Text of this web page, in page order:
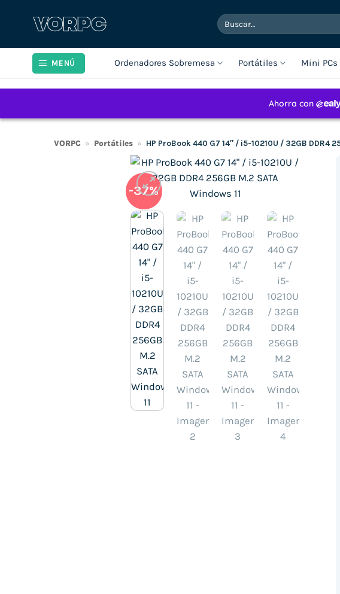
Buscar
por:
MENÚ Ordenadores Sobremesa Portátiles Mini PCs
VORPC » Portátiles » HP ProBook 440 G7 14″ / i5-10210U / 32GB DDR4
-37%